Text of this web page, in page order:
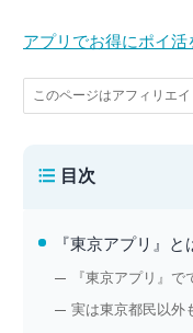
アプリでお得にポイ活
このページはアフィリエ
目次
『東京アプリ』と
『東京アプリ』で
実は東京都民以外